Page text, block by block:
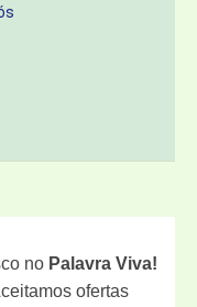
no Palavra Viva!
ofertas